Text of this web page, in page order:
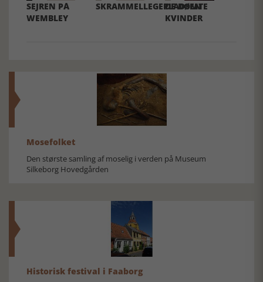
SEJREN PÅ
WEMBLEY
SKRAMMELLEGEPLADSEN
DE DØMTE
KVINDER
Mosefolket
Den største samling af moselig i verden på Museum
Silkeborg Hovedgården
Historisk festival i Faaborg